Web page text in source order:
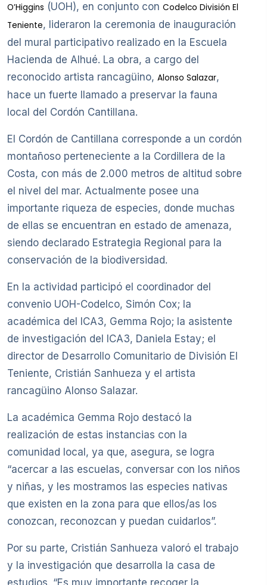
O’Higgins (UOH), en conjunto con Codelco División El
Teniente, lideraron la ceremonia de inauguración
del mural participativo realizado en la Escuela
Hacienda de Alhué. La obra, a cargo del
reconocido artista rancagüino, Alonso Salazar,
hace un fuerte llamado a preservar la fauna
local del Cordón Cantillana.
El Cordón de Cantillana corresponde a un cordón
montañoso perteneciente a la Cordillera de la
Costa, con más de 2.000 metros de altitud sobre
el nivel del mar. Actualmente posee una
importante riqueza de especies, donde muchas
de ellas se encuentran en estado de amenaza,
siendo declarado Estrategia Regional para la
conservación de la biodiversidad.
En la actividad participó el coordinador del
convenio UOH-Codelco, Simón Cox; la
académica del ICA3, Gemma Rojo; la asistente
de investigación del ICA3, Daniela Estay; el
director de Desarrollo Comunitario de División El
Teniente, Cristián Sanhueza y el artista
rancagüino Alonso Salazar.
La académica Gemma Rojo destacó la
realización de estas instancias con la
comunidad local, ya que, asegura, se logra
“acercar a las escuelas, conversar con los niños
y niñas, y les mostramos las especies nativas
que existen en la zona para que ellos/as los
conozcan, reconozcan y puedan cuidarlos”.
Por su parte, Cristián Sanhueza valoró el trabajo
y la investigación que desarrolla la casa de